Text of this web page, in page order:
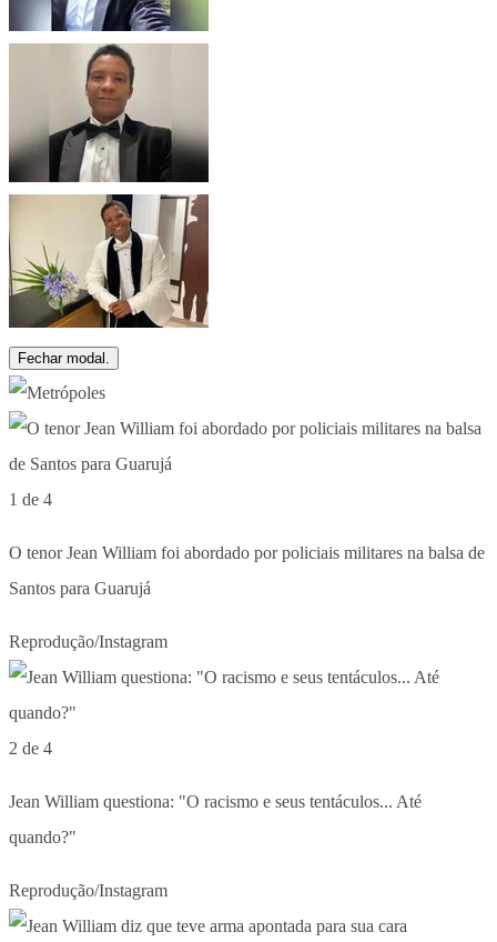
Fechar modal.
1 de 4
O tenor Jean William foi abordado por policiais militares na balsa de
Santos para Guarujá
Reprodução/Instagram
2 de 4
Jean William questiona: "O racismo e seus tentáculos... Até
quando?"
Reprodução/Instagram